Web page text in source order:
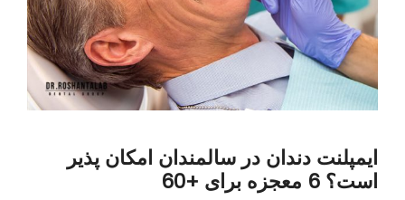
ایمپلنت دندان در سالمندان امکان پذیر
است؟ 6 معجزه برای +60